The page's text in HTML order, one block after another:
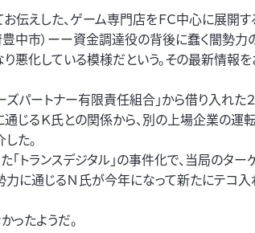
伝えした、ゲーム専門店をＦＣ中心に展開す
府豊中市）ーー資金調達役の背後に蠢く闇勢
悪化している模様だという。その最新情報
ズパートナー有限責任組合」から借り入れた
じるＫ氏との関係から、別の上場企業の運
た。
「トランスデジタル」の事件化で、当局のター
力に通じるＮ氏が今年になって新たにテコ入
ったようだ。